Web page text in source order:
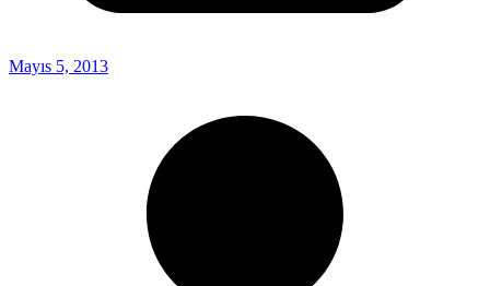
Mayıs 5, 2013